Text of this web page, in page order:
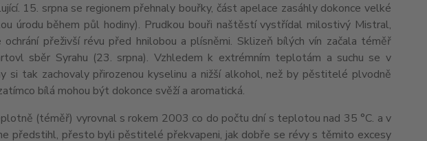
15. srpna se regionem přehnaly bouřky, část apelace zasáhly dokonce velké
úrodu během půl hodiny). Prudkou bouři naštěstí vystřídal milostivý Mistral,
přeživší révu před hnilobou a plísněmi. Sklizeň bílých vín začala téměř
sběr Syrahu (23. srpna). Vzhledem k extrémním teplotám a suchu se v
si tak zachovaly přirozenou kyselinu a nižší alkohol, než by pěstitelé plvodně
bílá mohou být dokonce svěží a aromatická.
(téměř) vyrovnal s rokem 2003 co do počtu dní s teplotou nad 35 °C. a v
předstihl, přesto byli pěstitelé překvapeni, jak dobře se révy s těmito excesy